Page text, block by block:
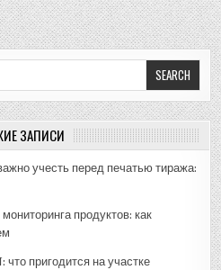
ЗАПИСИ
учесть перед печатью тиража:
продуктов: как
пригодится на участке